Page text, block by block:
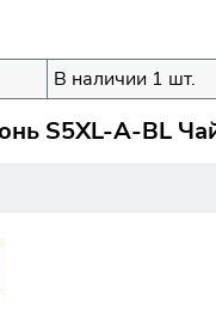
В наличии 1 шт.
S5XL-A-BL